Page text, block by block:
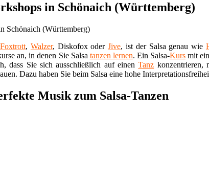
in Schönaich (Württemberg)
Foxtrott, Walzer, Diskofox oderJive, ist der Salsa genau wie
an, in denen Sie Salsa tanzen lernen. Ein Salsa-Kurs mit
dass Sie sich ausschließlich auf einenTanz konzentrieren,
Dazu haben Sie beim Salsa eine hohe
Musik zum Salsa-Tanzen